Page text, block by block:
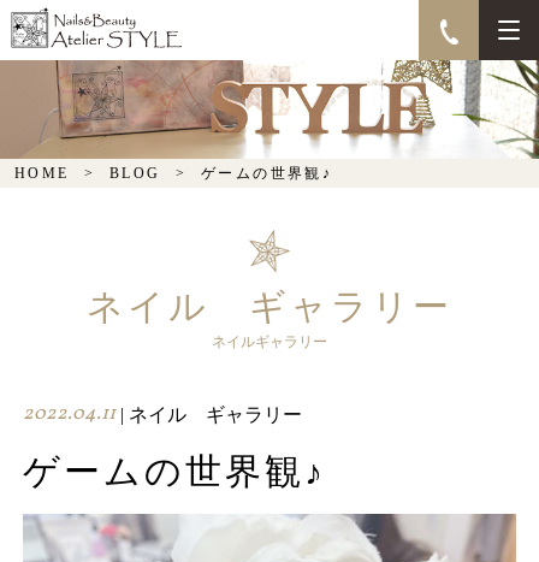
ゲームの世界観♪
HOME BLOG ゲームの世界観♪
ネイル ギャラリー
ネイルギャラリー
2022.04.11| ネイル ギャラリー
ゲームの世界観♪